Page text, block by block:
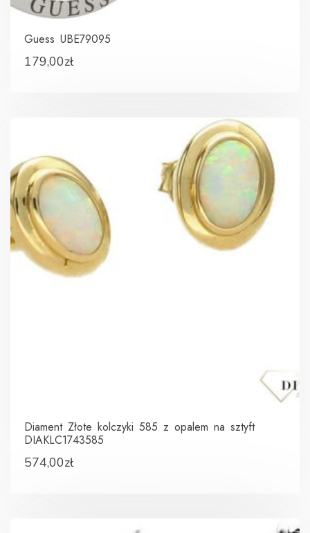
Guess UBE79095
179,00zł
Diament Złote kolczyki 585 z opalem na sztyft
DIAKLC1743585
574,00zł